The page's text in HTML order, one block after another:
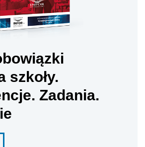
szkoły.
Zadania.